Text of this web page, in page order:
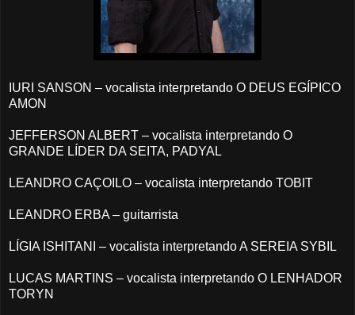
IURI SANSON – vocalista interpretando O DEUS EGÍPICO
AMON
JEFFERSON ALBERT – vocalista interpretando O
GRANDE LÍDER DA SEITA, PADYAL
LEANDRO CAÇOILO – vocalista interpretando TOBIT
LEANDRO ERBA – guitarrista
LÍGIA ISHITANI – vocalista interpretando A SEREIA SYBIL
LUCAS MARTINS – vocalista interpretando O LENHADOR
TORYN